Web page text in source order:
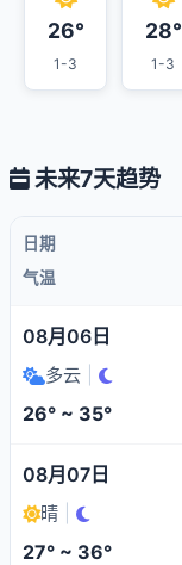
26°
1-3
28°
1-3
未来7天趋势
日期
气温
08月06日
多云
26° ~ 35°
08月07日
晴
27° ~ 36°